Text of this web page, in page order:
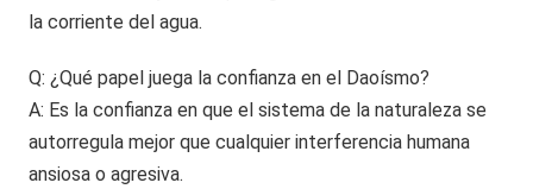
la corriente del agua.
Q: ¿Qué papel juega la confianza en el Daoísmo?
A: Es la confianza en que el sistema de la naturaleza se
autorregula mejor que cualquier interferencia humana
ansiosa o agresiva.